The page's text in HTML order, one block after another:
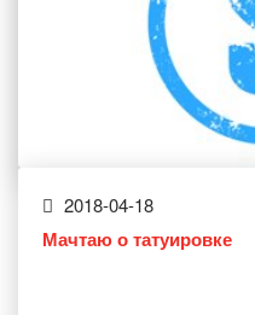
2018-04-18
Мачтаю о татуировке